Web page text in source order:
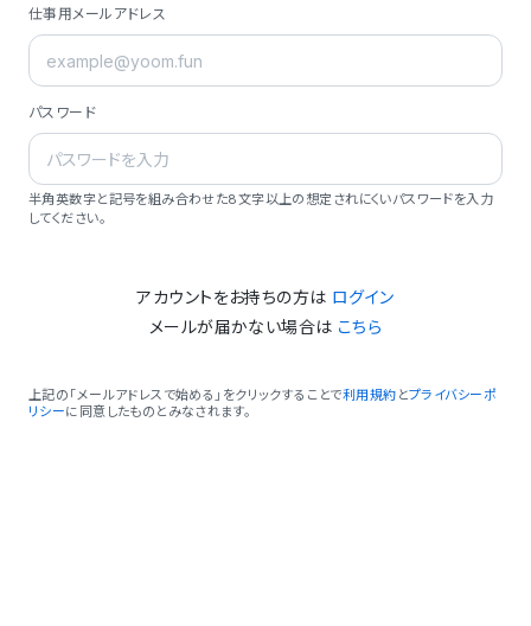
仕事用メールアドレス
パスワード
半角英数字と記号を組み合わせた8文字以上の想定されにくいパスワードを入力
してください。
アカウントをお持ちの方は ログイン
メールが届かない場合は こちら
上記の「メールアドレスで始める」をクリックすることで利用規約 とプライバシーポ
リシーに同意したものとみなされます。